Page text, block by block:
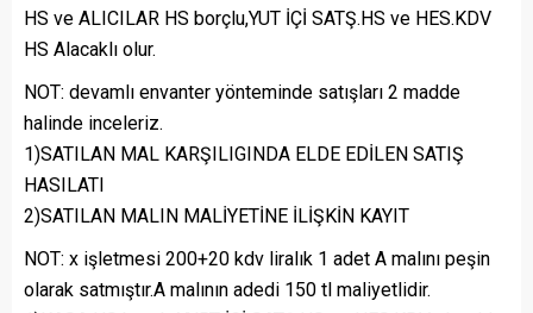
HS ve ALICILAR HS borçlu,YUT İÇİ SATŞ.HS ve HES.KDV
HS Alacaklı olur.
NOT: devamlı envanter yönteminde satışları 2 madde
halinde inceleriz.
1)SATILAN MAL KARŞILIGINDA ELDE EDİLEN SATIŞ
HASILATI
2)SATILAN MALIN MALİYETİNE İLİŞKİN KAYIT
NOT: x işletmesi 200+20 kdv liralık 1 adet A malını peşin
olarak satmıştır.A malının adedi 150 tl maliyetlidir.